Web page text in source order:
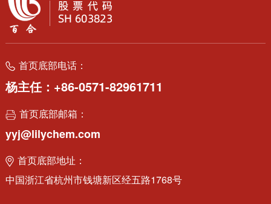
首页底部电话：
杨主任：+86-0571-82961711
首页底部邮箱：
yyj@lilychem.com
首页底部地址：
中国浙江省杭州市钱塘新区经五路1768号